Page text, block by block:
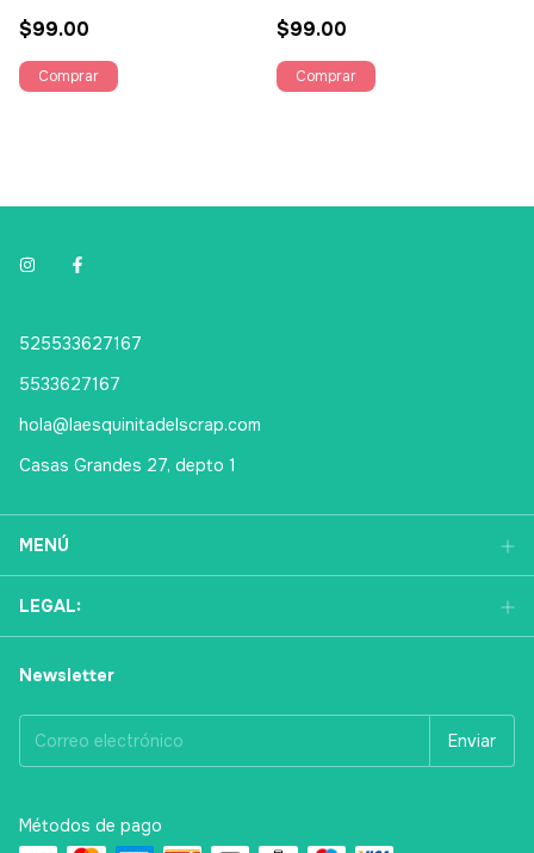
$99.00 $99.00
525533627167
5533627167
hola@laesquinitadelscrap.com
Casas Grandes 27, depto 1
MENÚ
LEGAL:
Newsletter
Métodos de pago